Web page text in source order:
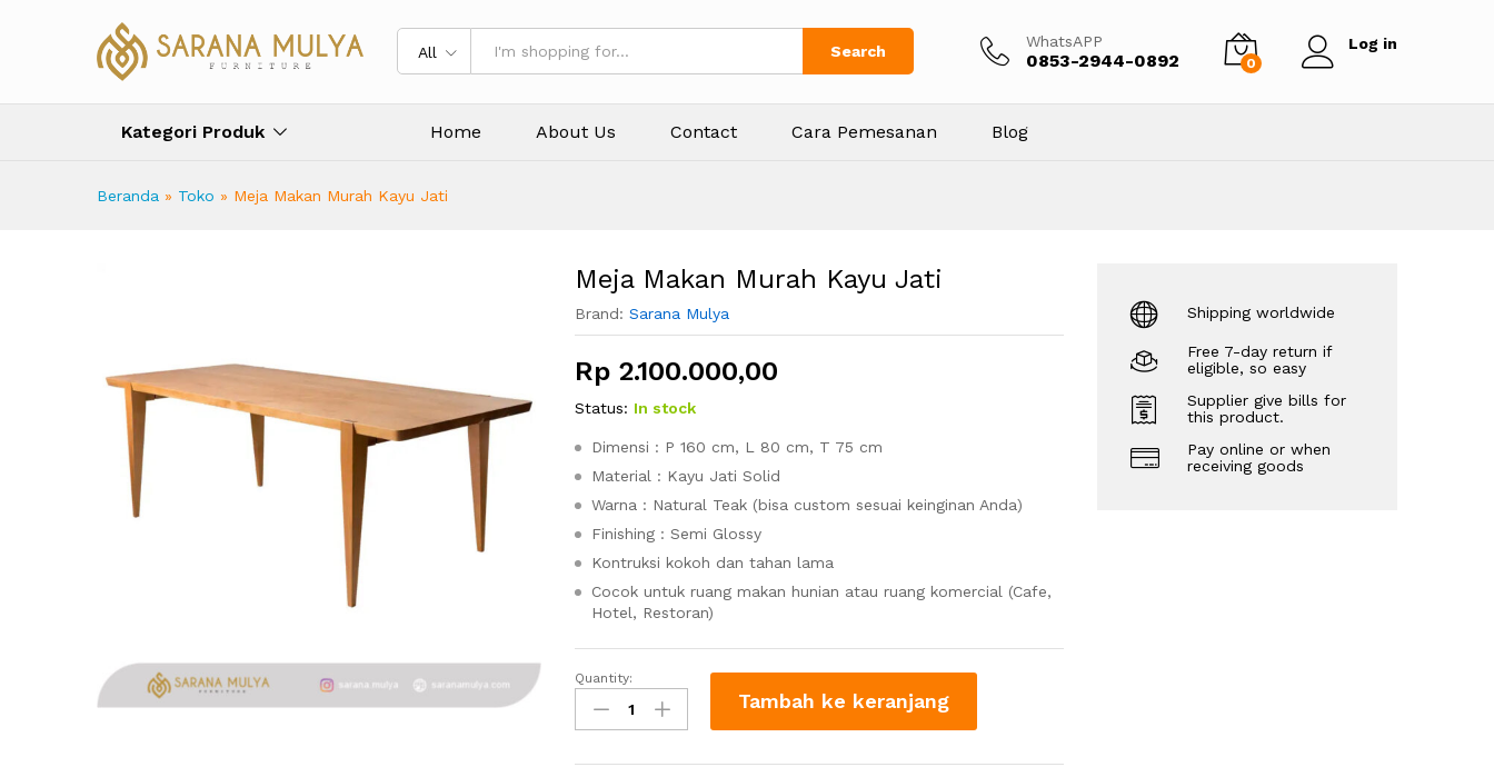
All Search
WhatsAPP
0853-2944-0892 0
Log in
Kategori Produk Home About Us Contact Cara Pemesanan Blog
Beranda » Toko » Meja Makan Murah Kayu Jati
Meja Makan Murah Kayu Jati
Brand:Sarana Mulya
Rp 2.100.000,00
Status: In stock
Dimensi : P 160 cm, L 80 cm, T 75 cm
Material : Kayu Jati Solid
Warna : Natural Teak (bisa custom sesuai keinginan Anda)
Finishing : Semi Glossy
Kontruksi kokoh dan tahan lama
Cocok untuk ruang makan hunian atau ruang komercial (Cafe,
Hotel, Restoran)
Meja
Makan
Murah
Quantity:
Tambah ke keranjang
Shipping worldwide
Free 7-day return if
eligible, so easy
Supplier give bills for
this product.
Pay online or when
receiving goods
Description Specification Ulasan (0)